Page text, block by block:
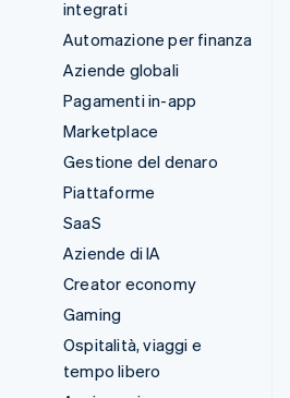
integrati
Automazione per finanza
Aziende globali
Pagamenti in-app
Marketplace
Gestione del denaro
Piattaforme
SaaS
Aziende di IA
Creator economy
Gaming
Ospitalità, viaggi e
tempo libero